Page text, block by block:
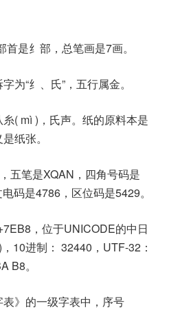
首是纟部，总笔画是7画。
为“纟、氏”，五行属金。
糸( mì )，氏声。纸的原料本是
纸张。
五笔是XQAN，四角号码是
码是4786，区位码是5429。
，位于UNICODE的中日
10进制： 32440，UTF-32：
B8。
表》的一级字表中，序号